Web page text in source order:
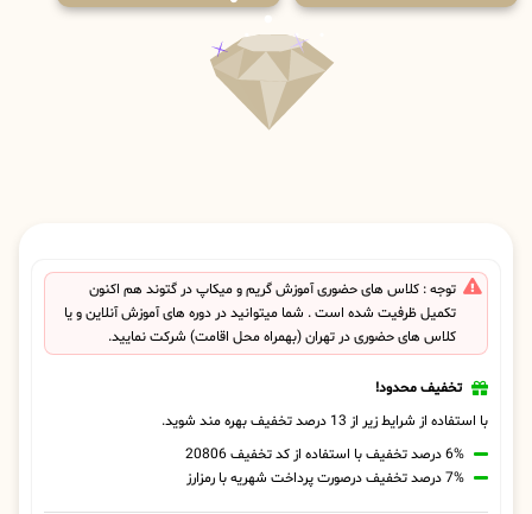
توجه : کلاس های حضوری آموزش گریم و میکاپ در گتوند هم اکنون
تکمیل ظرفیت شده است . شما میتوانید در دوره های آموزش آنلاین و یا
کلاس های حضوری در تهران (بهمراه محل اقامت) شرکت نمایید.
تخفیف محدود!
با استفاده از شرایط زیر از 13 درصد تخفیف بهره مند شوید.
6% درصد تخفیف با استفاده از کد تخفیف 20806
7% درصد تخفیف درصورت پرداخت شهریه با رمزارز